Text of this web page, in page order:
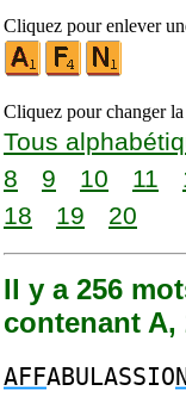
Cliquez pour enlever
Cliquez pour changer
Tous
8
9 10 11
18
19 20
Il y a 256
contenant A,
AFFABULASSIO